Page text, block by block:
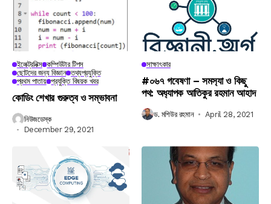
ইলেক্ট্রনিক্স কম্পিউটার টিপস
ছোটদের জন্য বিজ্ঞান তথ্যপ্রযুক্তি
প্রথম পাতায় প্রযুক্তি বিষয়ক খবর
কোডিং শেখার গুরুত্ব ও সম্ভাবনা
নিউজডেস্ক
December 29, 2021
সাক্ষাৎকার
#০৬৭ গবেষণা – সমস‍্যা ও কিছু
পথ: অধ‍্যাপক আতিকুর রহমান আহাদ
ড. মশিউর রহমান April 28, 2021